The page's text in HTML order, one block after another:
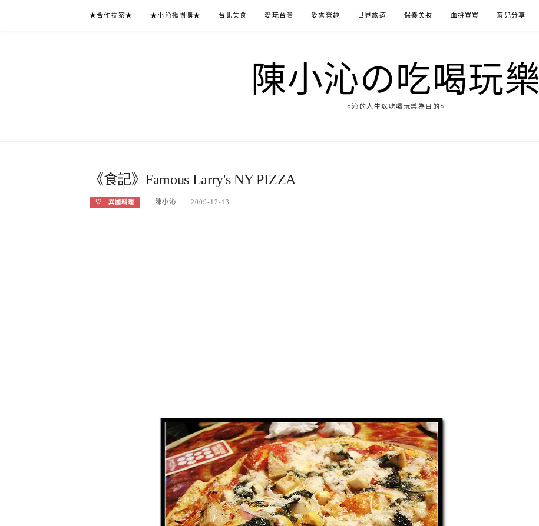
★合作提案★ ★小沁揪團購★ 台北美食 愛玩台灣 愛露營趣 世界旅遊 保養美妝 血拚買買 育兒分享
陳小沁の吃喝玩樂
○沁的人生以吃喝玩樂為目的○
《食記》Famous Larry's NY PIZZA
♡ 異國料理 陳小沁 2009-12-13